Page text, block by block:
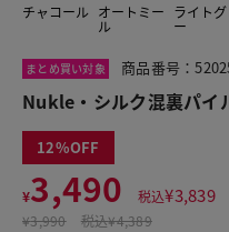
チャコール オートミー
ル
ライト
ー
まとめ買い対象 商品番号：
Nukle・シルク混裏パイ
12
¥3,490 税込¥3,839
¥3,990 税込¥4,389
この商品をシェアする
Nukle・シルク
¥3,490 税込